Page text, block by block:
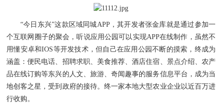
“今日东兴”这款区域同城APP，其开发者张金库就是通过参加一
个互联网圈子的聚会，听说应用公园可以实现APP在线制作，虽然不
用懂安卓和IOS等开发技术，但自己在应用公园不断的摸索，终成为
涵盖：便民电话、招聘求职、美食推荐、酒店住宿、景点介绍、农产
品在线订购等东兴的人文、旅游、奇闻趣事的服务信息平台，成为当
地创客之星，受到政府的接待。终一家本地大型农业企业以近百万进
行收购。